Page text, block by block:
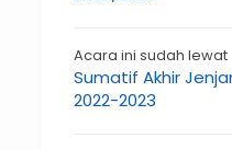
Acara ini sudah lewat
Sumatif Akhir
2022-2023